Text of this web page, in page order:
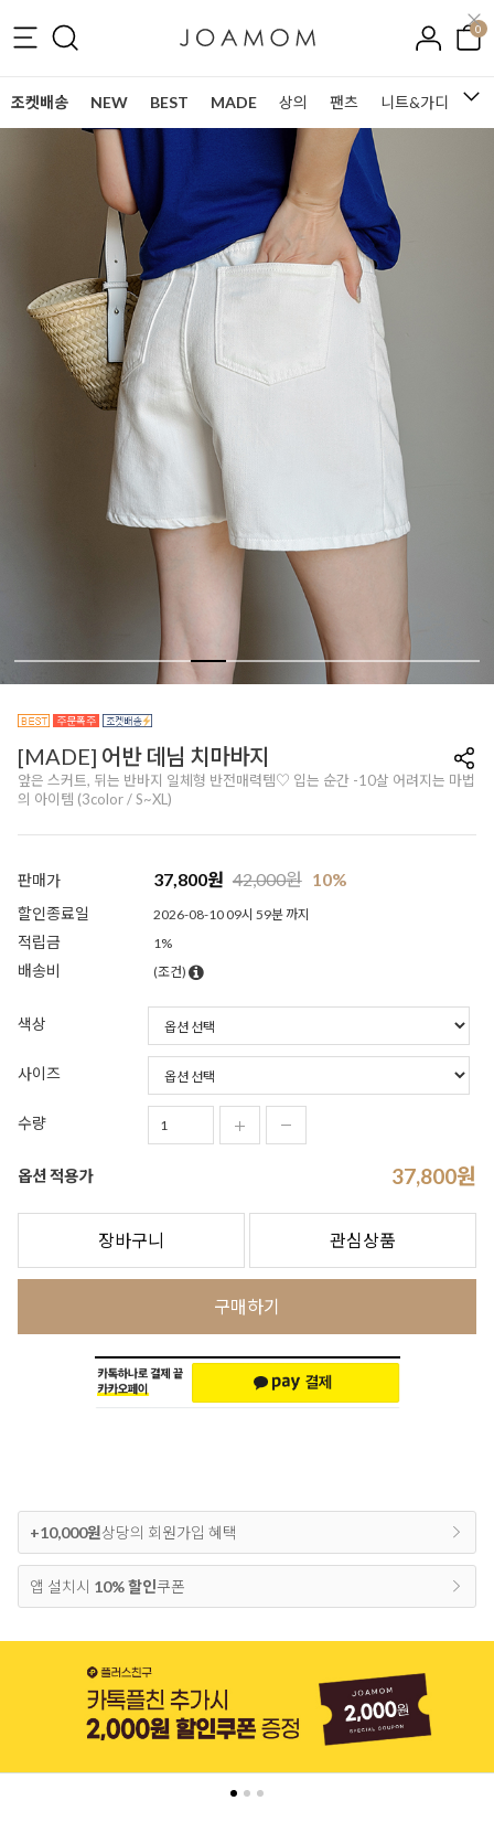
0
조켓배송 NEW BEST MADE 상의 팬츠 니트&가디건
[MADE] 어반 데님 치마바지
앞은 스커트, 뒤는 반바지 일체형 반전매력템♡ 입는 순간 -10살 어려지는 마법
의 아이템 (3color / S~XL)
판매가 37,800원 42,000원 10%
할인종료일 2026-08-10 09시 59분 까지
적립금 1%
배송비 (조건)
색상
사이즈
수량
옵션 적용가 37,800원
장바구니 관심상품
구매하기
+10,000원상당의 회원가입 혜택
앱 설치시 10% 할인쿠폰